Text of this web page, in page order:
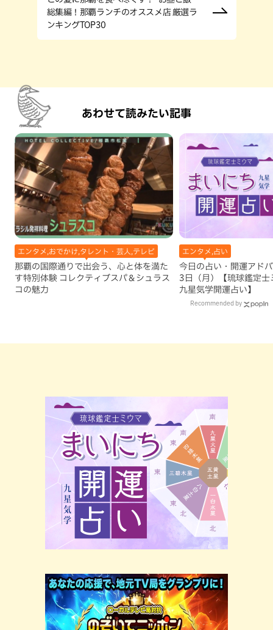
総集編！那覇ランチのオススメ店 厳選ラ
ンキングTOP30
あわせて読みたい記事
エンタメ,おでかけ,タレント・芸人,テレビ
那覇の国際通りで出会う、心と体を満た
す特別体験 コレクティブスパ＆シュラス
コの魅力
エンタメ,占い
今日の占い・開運アド
3日（月）【琉球鑑定士
九星気学開運占い】
Recommended by